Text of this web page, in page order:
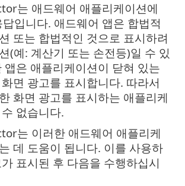
는 애드웨어 애플리케이션에
답입니다. 애드웨어 앱은 합법적
또는 합법적인 것으로 표시하려
(예: 계산기 또는 손전등)일 수 있
앱은 애플리케이션이 닫혀 있는
면 광고를 표시합니다. 따라서
화면 광고를 표시하는 애플리케
없습니다.
는 이러한 애드웨어 애플리케
데 도움이 됩니다. 이를 사용하
표시된 후 다음을 수행하십시